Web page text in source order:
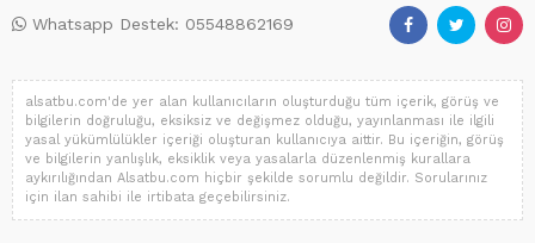
Whatsapp Destek: 05548862169
alsatbu.com'de yer alan kullanıcıların oluşturduğu tüm içerik, görüş ve
bilgilerin doğruluğu, eksiksiz ve değişmez olduğu, yayınlanması ile ilgili
yasal yükümlülükler içeriği oluşturan kullanıcıya aittir. Bu içeriğin, görüş
ve bilgilerin yanlışlık, eksiklik veya yasalarla düzenlenmiş kurallara
aykırılığından Alsatbu.com hiçbir şekilde sorumlu değildir. Sorularınız
için ilan sahibi ile irtibata geçebilirsiniz.